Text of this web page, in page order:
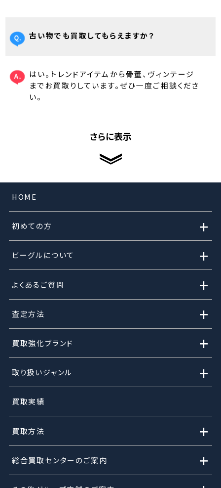
古い物でも買取してもらえますか？
はい。トレンドアイテムから骨董、ヴィンテージ
までお買取りしています。ぜひ一度ご相談くださ
い。
さらに表示
HOME
初めての方 +
ビーグルについて +
よくあるご質問 +
査定方法 +
買取強化ブランド +
取り扱いジャンル +
買取実績
買取方法 +
総合買取センターのご案内 +